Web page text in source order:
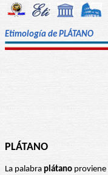
Etimología de PLÁTANO
PLÁTANO
La palabra plátano proviene